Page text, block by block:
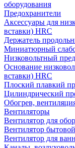
оборудования
Предохранители
Аксессуары для
вставки) HRC
Держатель
Миниатюрный
Низковольтный
Основание
вставки) HRC
Плоский плавкий
Цилиндрический
Обогрев,
Вентиляторы
Вентилятор для
Вентилятор бытовой
Вентилятор для